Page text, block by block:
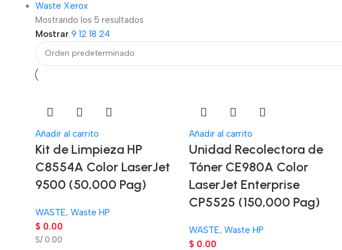
Waste Xerox
Mostrando los 5 resultados
Mostrar 9 12 18 24
Añadir al carrito
Kit de Limpieza HP
C8554A Color LaserJet
9500 (50,000 Pag)
WASTE, Waste HP
$ 0.00
S/ 0.00
Añadir al carrito
Unidad Recolectora de
Tóner CE980A Color
LaserJet Enterprise
CP5525 (150,000 Pag)
WASTE, Waste HP
$ 0.00